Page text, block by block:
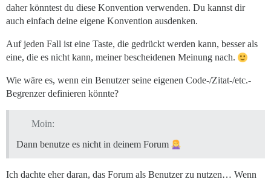
daher könntest du diese Konvention verwenden. Du kannst dir
auch einfach deine eigene Konvention ausdenken.
Auf jeden Fall ist eine Taste, die gedrückt werden kann, besser als
eine, die es nicht kann, meiner bescheidenen Meinung nach.
Wie wäre es, wenn ein Benutzer seine eigenen Code-/Zitat-/etc.-
Begrenzer definieren könnte?
Moin:
Dann benutze es nicht in deinem Forum
Ich dachte eher daran, das Forum als Benutzer zu nutzen… Wenn